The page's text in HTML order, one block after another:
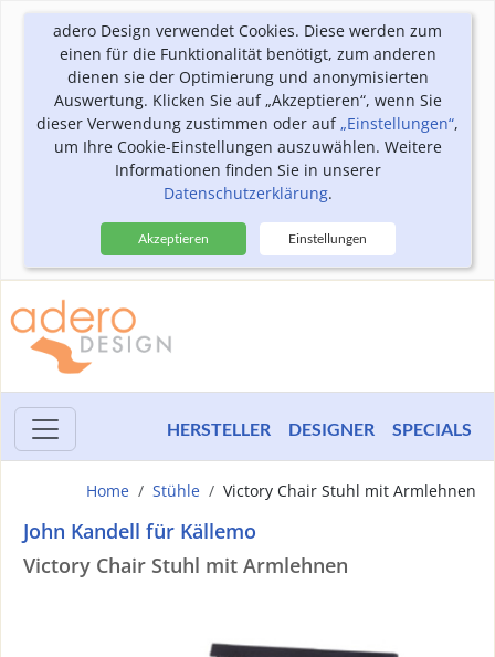
adero Design verwendet Cookies. Diese werden zum
einen für die Funktionalität benötigt, zum anderen
dienen sie der Optimierung und anonymisierten
Auswertung. Klicken Sie auf „Akzeptieren“, wenn Sie
dieser Verwendung zustimmen oder auf„Einstellungen“,
um Ihre Cookie-Einstellungen auszuwählen. Weitere
Informationen finden Sie in unserer
Datenschutzerklärung.
Akzeptieren Einstellungen
HERSTELLER DESIGNER SPECIALS
Home Stühle Victory Chair Stuhl mit Armlehnen
John Kandell für Källemo
Victory Chair Stuhl mit Armlehnen